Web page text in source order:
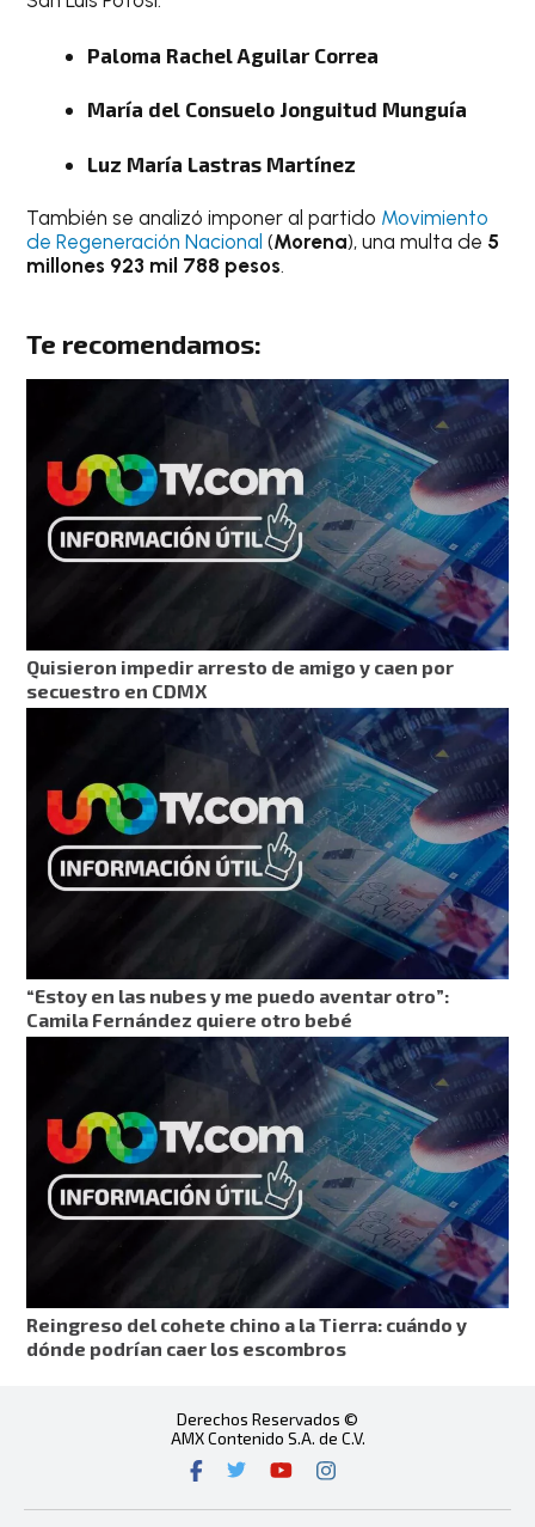
Paloma Rachel Aguilar Correa
María del Consuelo Jonguitud Munguía
Luz María Lastras Martínez
También se analizó imponer al partido Movimiento
de Regeneración Nacional (Morena), una multa de 5
millones 923 mil 788 pesos.
Te recomendamos:
Quisieron impedir arresto de amigo y caen por
secuestro en CDMX
“Estoy en las nubes y me puedo aventar otro”:
Camila Fernández quiere otro bebé
Reingreso del cohete chino a la Tierra: cuándo y
dónde podrían caer los escombros
Derechos Reservados ©
AMX Contenido S.A. de C.V.